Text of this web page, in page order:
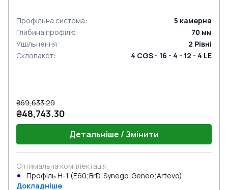
Профільна система: 5 камерна
Глибина профілю: 70 мм
Ущільнення: 2 Рівні
Склопакет: 4 CGS - 16 - 4 - 12 - 4 LE
₴69,633.29
₴48,743.30
Детальніше / Змінити
Оптимальна комплектація
Профіль Н-1 (E60;BrD;Synego;Geneo;Artevo)
Докладніше